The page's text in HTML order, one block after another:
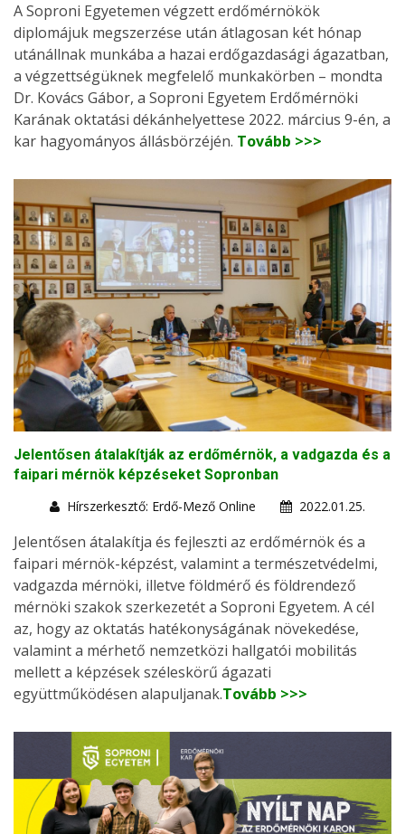
A Soproni Egyetemen végzett erdőmérnökök
diplomájuk megszerzése után átlagosan két hónap
utánállnak munkába a hazai erdőgazdasági ágazatban,
a végzettségüknek megfelelő munkakörben – mondta
Dr. Kovács Gábor, a Soproni Egyetem Erdőmérnöki
Karának oktatási dékánhelyettese 2022. március 9-én, a
kar hagyományos állásbörzéjén. Tovább >>>
Jelentősen átalakítják az erdőmérnök, a vadgazda és a
faipari mérnök képzéseket Sopronban
Hírszerkesztő: Erdő-Mező Online
2022.01.25.
Jelentősen átalakítja és fejleszti az erdőmérnök és a
faipari mérnök-képzést, valamint a természetvédelmi,
vadgazda mérnöki, illetve földmérő és földrendező
mérnöki szakok szerkezetét a Soproni Egyetem. A cél
az, hogy az oktatás hatékonyságának növekedése,
valamint a mérhető nemzetközi hallgatói mobilitás
mellett a képzések széleskörű ágazati
együttműködésen alapuljanak.Tovább >>>